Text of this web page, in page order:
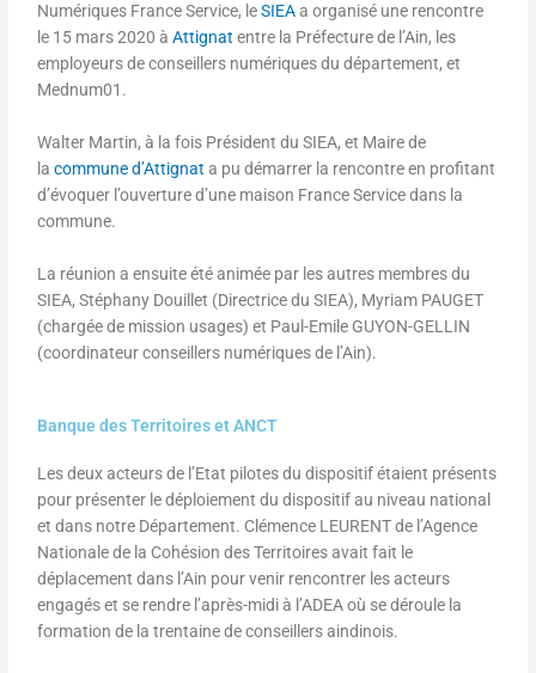
Numériques France Service, leSIEAa organisé une rencontre
le 15 mars 2020 àAttignatentre la Préfecture de l’Ain, les
employeurs de conseillers numériques du département, et
Mednum01.
Walter Martin, à la fois Président du SIEA, et Maire de
lacommune d’Attignat a pu démarrer la rencontre en profitant
d’évoquer l’ouverture d’une maison France Service dans la
commune.
La réunion a ensuite été animée par les autres membres du
SIEA, Stéphany Douillet (Directrice du SIEA), Myriam PAUGET
(chargée de mission usages) et Paul-Emile GUYON-GELLIN
(coordinateur conseillers numériques de l’Ain).
Banque des Territoires et ANCT
Les deux acteurs de l’Etat pilotes du dispositif étaient présents
pour présenter le déploiement du dispositif au niveau national
et dans notre Département. Clémence LEURENT de l’Agence
Nationale de la Cohésion des Territoires avait fait le
déplacement dans l’Ain pour venir rencontrer les acteurs
engagés et se rendre l’après-midi à l’ADEA où se déroule la
formation de la trentaine de conseillers aindinois.